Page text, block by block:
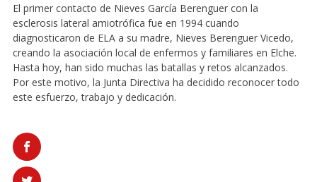
El primer contacto de Nieves García Berenguer con la
esclerosis lateral amiotrófica fue en 1994 cuando
diagnosticaron de ELA a su madre, Nieves Berenguer Vicedo,
creando la asociación local de enfermos y familiares en Elche.
Hasta hoy, han sido muchas las batallas y retos alcanzados.
Por este motivo, la Junta Directiva ha decidido reconocer todo
este esfuerzo, trabajo y dedicación.